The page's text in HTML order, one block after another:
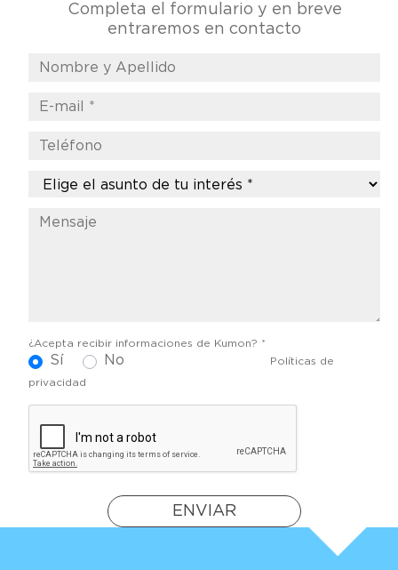
Completa el formulario y en breve
entraremos en contacto
¿Acepta recibir informaciones de Kumon? *
Sí No
Políticas de
privacidad
ENVIAR